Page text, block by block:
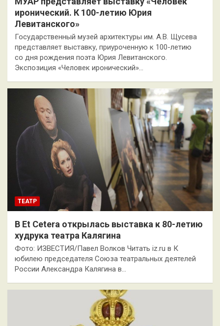
иронический. К 100-летию Юрия
Левитанского»
Государственный музей архитектуры им. А.В. Щусева
представляет выставку, приуроченную к 100-летию
со дня рождения поэта Юрия Левитанского.
Экспозиция «Человек иронический»…
ТЕАТР
В Et Cetera открылась выставка к 80-летию
худрука театра Калягина
Фото: ИЗВЕСТИЯ/Павел Волков Читать iz.ru в К
юбилею председателя Союза театральных деятелей
России Александра Калягина в…